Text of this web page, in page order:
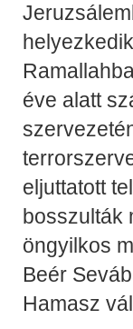
éve alatt
eljuttatott
bosszulták
öngyilkos
Beér
Hamasz